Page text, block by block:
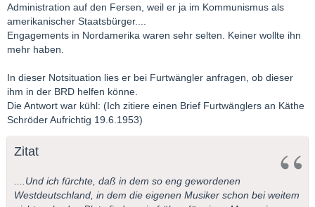
Administration auf den Fersen, weil er ja im Kommunismus als
amerikanischer Staatsbürger....
Engagements in Nordamerika waren sehr selten. Keiner wollte ihn
mehr haben.
In dieser Notsituation lies er bei Furtwängler anfragen, ob dieser
ihm in der BRD helfen könne.
Die Antwort war kühl: (Ich zitiere einen Brief Furtwänglers an Käthe
Schröder Aufrichtig 19.6.1953)
Zitat
....Und ich fürchte, daß in dem so eng gewordenen
Westdeutschland, in dem die eigenen Musiker schon bei weitem